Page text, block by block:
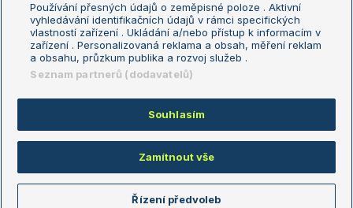
Podmínky užití
Nastavení soukromí
GDPR a žurnalistika
Reklama
Kontakt
Informace o zpracování osobních
údajů
Copyright © 2008-2026 TenisPortal.cz. Využíváme zpravodajství ČTK.
Používání přesných údajů o zeměpisné poloze . Aktivní
vyhledávání identifikačních údajů v rámci specifických
vlastností zařízení . Ukládání a/nebo přístup k informacím v
zařízení . Personalizovaná reklama a obsah, měření reklam
a obsahu, průzkum publika a rozvoj služeb .
Seznam partnerů (dodavatelů)
Souhlasím
Zamítnout vše
Řízení předvoleb